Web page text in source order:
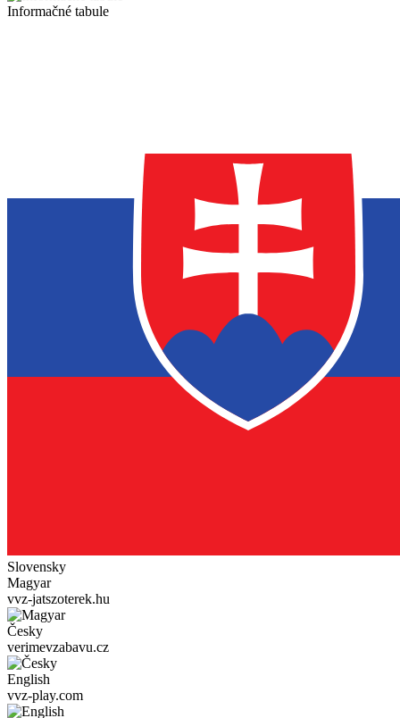
Informačné tabule
Slovensky
Magyar
vvz-jatszoterek.hu
Česky
verimevzabavu.cz
English
vvz-play.com